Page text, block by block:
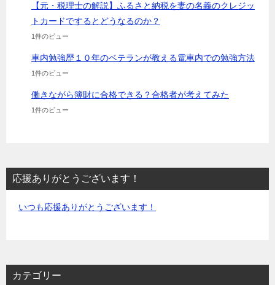
【元・税理士の解説】ふるさと納税を妻の名義のクレジッ
トカードでするとどうなるのか？
1件のビュー
車内勉強歴１０年のベテランが教える電車内での勉強方法
1件のビュー
働きながら簿財に合格できる？合格者が考えてみた
1件のビュー
応援ありがとうございます！
いつも応援ありがとうございます！
カテゴリー